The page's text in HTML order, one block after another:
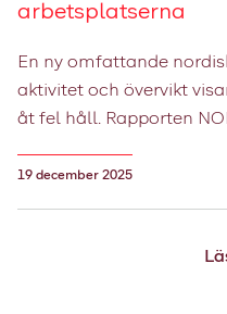
arbetsplatserna
En ny omfattande
aktivitet och övervikt
åt fel håll. Rapporten
arbetslivet i Sverige att
19 december 2025